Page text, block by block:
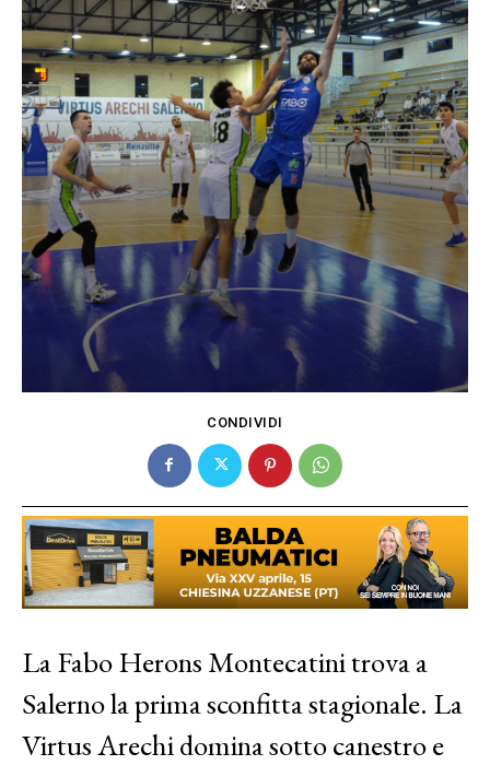
CONDIVIDI
La Fabo Herons Montecatini trova a
Salerno la prima sconfitta stagionale. La
Virtus Arechi domina sotto canestro e